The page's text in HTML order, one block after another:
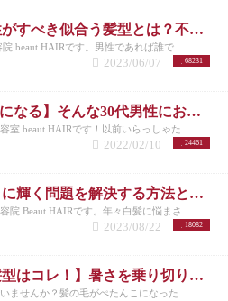
おでこ広い男性がすべき似合う髪型とは？不向きなメンズスタイルも紹介！
beaut HAIRです。男性であれば誰で...
68231
2023/06/07
【m字はげが気になる】そんな30代男性におすすめの髪型3選！
室 beaut HAIRです！以前いらっしゃた...
24461
2022/02/10
白髪がキラキラに輝く問題を解決する方法とは？白髪を活かしたカラーも紹介
院 Beaut HAIRです。年々白髪に悩まさ...
18082
2023/08/22
【夏に涼しい髪型はコレ！】暑さを乗り切りたいメンズさんにオススメの髪型とは？
ませんか？髪の毛がぺたんこになった...